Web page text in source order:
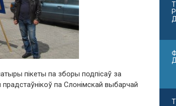
пікеты па зборы подпісаў за
па Слонімскай выбарчай